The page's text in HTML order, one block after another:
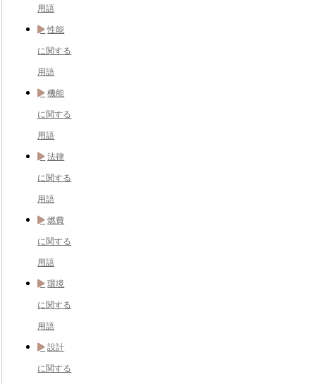
用語
性能
に関する
用語
機能
に関する
用語
法律
に関する
用語
燃費
に関する
用語
環境
に関する
用語
設計
に関する